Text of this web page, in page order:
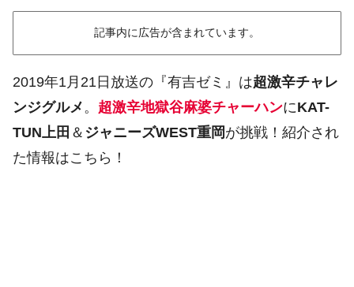
記事内に広告が含まれています。
2019年1月21日放送の『有吉ゼミ』は超激辛チャレ
ンジグルメ 。 超激辛地獄谷麻婆チャーハンにKAT-
TUN上田 ＆ ジャニーズWEST重岡 が挑戦！紹介され
た情報はこちら！